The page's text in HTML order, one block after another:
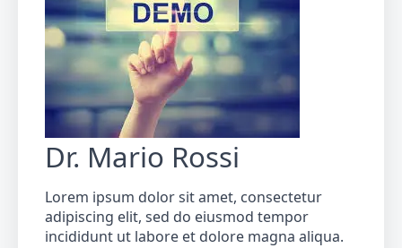
Dr. Mario Rossi
Lorem ipsum dolor sit amet, consectetur
adipiscing elit, sed do eiusmod tempor
incididunt ut labore et dolore magna aliqua.